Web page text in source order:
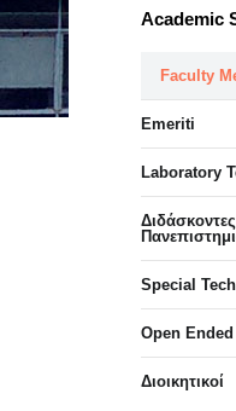
Academic
Faculty
Emeriti
Laboratory
Special
Open
Διοικητικοί